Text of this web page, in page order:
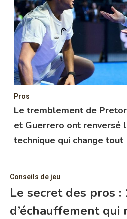
Pros
Le tremblement de
et Guerrero ont renversé
technique qui change tout
Conseils de jeu
Le secret des pros :
d’échauffement qui